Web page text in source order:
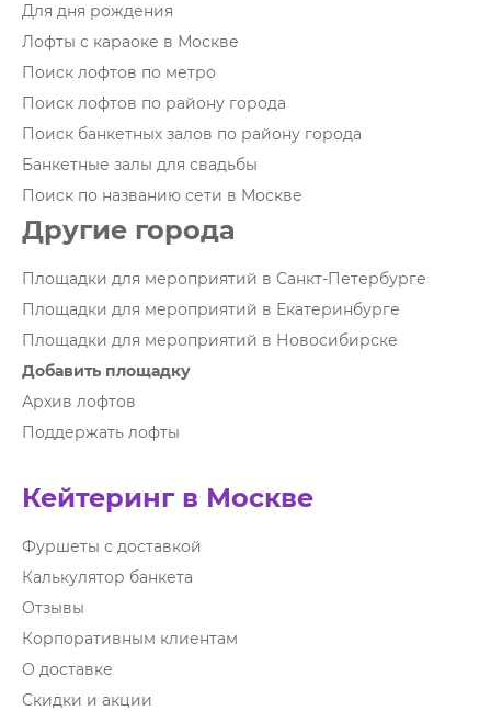
Для дня рождения
Лофты с караоке в Москве
Поиск лофтов по метро
Поиск лофтов по району города
Поиск банкетных залов по району города
Банкетные залы для свадьбы
Поиск по названию сети в Москве
Другие города
Площадки для мероприятий в Санкт-Петербурге
Площадки для мероприятий в Екатеринбурге
Площадки для мероприятий в Новосибирске
Добавить площадку
Архив лофтов
Поддержать лофты
Кейтеринг в Москве
Фуршеты с доставкой
Калькулятор банкета
Отзывы
Корпоративным клиентам
О доставке
Скидки и акции